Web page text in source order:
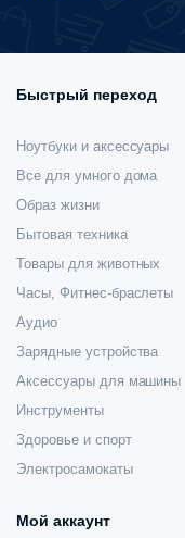
Быстрый переход
Ноутбуки и аксессуары
Все для умного дома
Образ жизни
Бытовая техника
Товары для животных
Часы, Фитнес-браслеты
Аудио
Зарядные устройства
Аксессуары для машины
Инструменты
Здоровье и спорт
Электросамокаты
Мой аккаунт